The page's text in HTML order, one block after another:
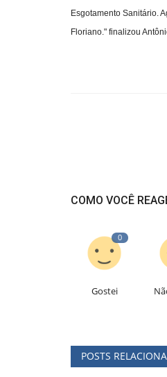
Esgotamento Sanitário.
Floriano." finalizou
COMO VOCÊ
0
Gostei
POSTS